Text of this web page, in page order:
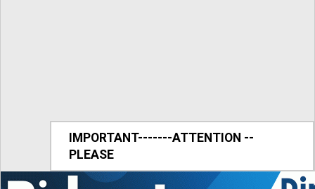
IMPORTANT-------ATTENTION --
PLEASE